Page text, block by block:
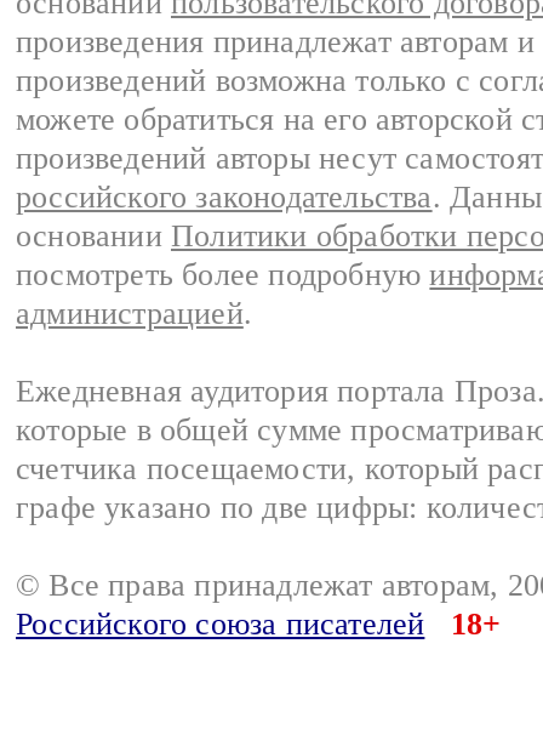
произведения принадлежат авторам
произведений возможна только с
можете обратиться на его авторской
произведений авторы несут
российского законодательства.
основании Политики обработки
посмотреть более подробную
администрацией.
Ежедневная аудитория портала
которые в общей сумме
счетчика посещаемости, который
графе указано по две цифры:
© Все права принадлежат авторам,
Российского союза писателей
18+